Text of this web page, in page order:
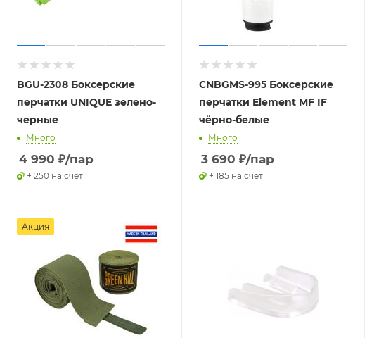
BGU-2308 Боксерские
перчатки UNIQUE зелено-
черные
Много
4 990 ₽/пар
+ 250 на счет
CNBGMS-995 Боксерские
перчатки Element MF IF
чёрно-белые
Много
3 690 ₽/пар
+ 185 на счет
Акция